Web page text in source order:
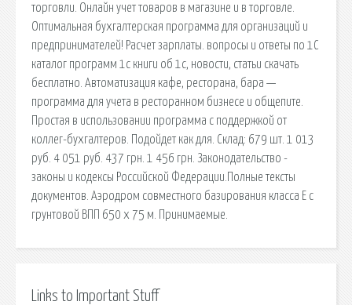
торговли. Онлайн учет товаров в магазине и в торговле.
Оптимальная бухгалтерская программа для организаций и
предпринимателей! Расчет зарплаты. вопросы и ответы по 1С
каталог программ 1с книги об 1с, новости, статьи скачать
бесплатно. Автоматизация кафе, ресторана, бара —
программа для учета в ресторанном бизнесе и общепите.
Простая в использовании программа с поддержкой от
коллег-бухгалтеров. Подойдет как для. Склад: 679 шт. 1 013
руб. 4 051 руб. 437 грн. 1 456 грн. Законодательство -
законы и кодексы Российской Федерации.Полные тексты
документов. Аэродром совместного базирования класса Е с
грунтовой ВПП 650 х 75 м. Принимаемые.
Links to Important Stuff